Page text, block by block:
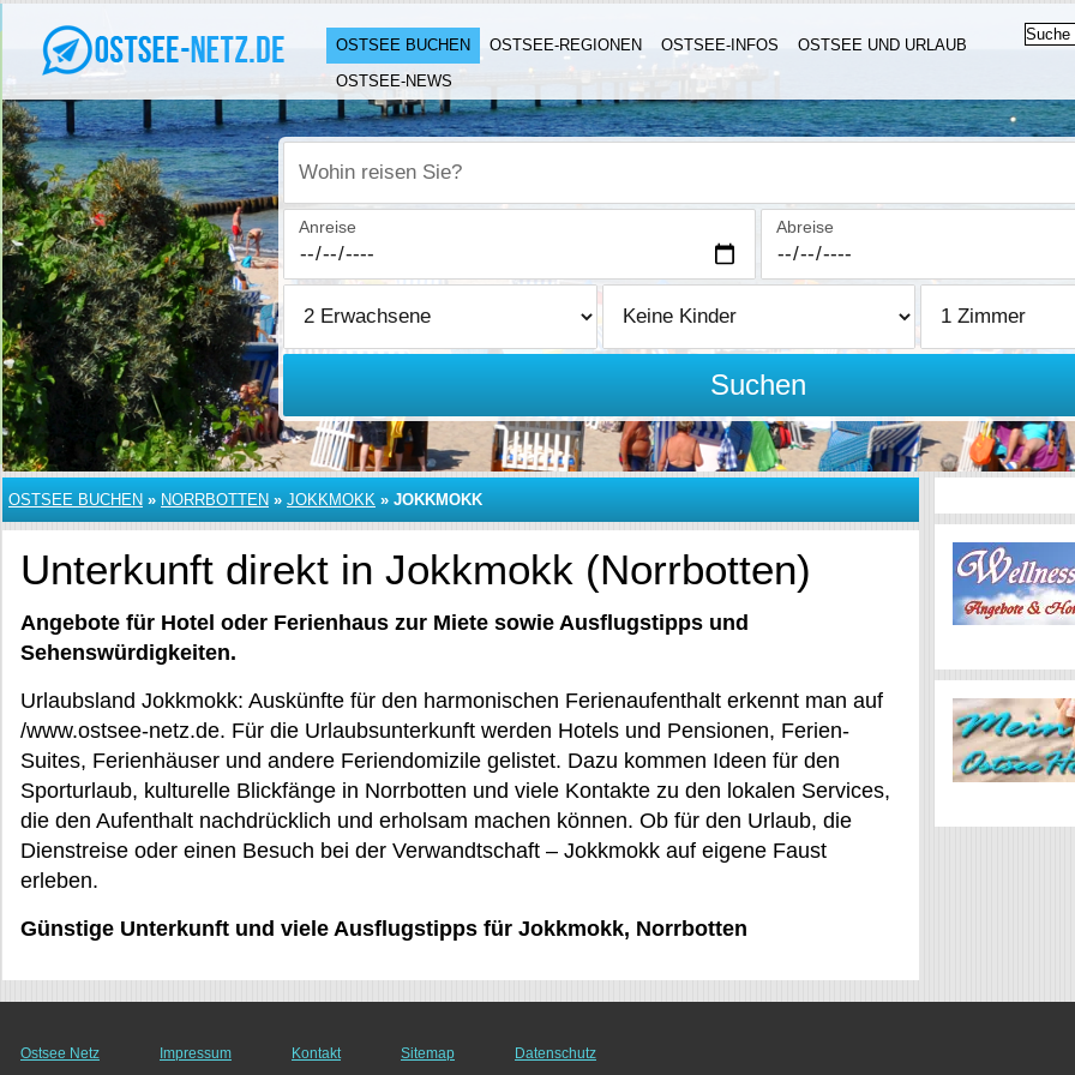
OSTSEE BUCHEN OSTSEE-REGIONEN OSTSEE-INFOS
OSTSEE UND URLAUB
OSTSEE-NEWS
Wohin reisen Sie?
Anreise Abreise
Suchen
OSTSEE BUCHEN » NORRBOTTEN » JOKKMOKK » JOKKMOKK
Unterkunft direkt in Jokkmokk (Norrbotten)
Angebote für Hotel oder Ferienhaus zur Miete sowie Ausflugstipps und
Sehenswürdigkeiten.
Urlaubsland Jokkmokk: Auskünfte für den harmonischen Ferienaufenthalt erkennt man auf
/www.ostsee-netz.de. Für die Urlaubsunterkunft werden Hotels und Pensionen, Ferien-
Suites, Ferienhäuser und andere Feriendomizile gelistet. Dazu kommen Ideen für den
Sporturlaub, kulturelle Blickfänge in Norrbotten und viele Kontakte zu den lokalen Services,
die den Aufenthalt nachdrücklich und erholsam machen können. Ob für den Urlaub, die
Dienstreise oder einen Besuch bei der Verwandtschaft – Jokkmokk auf eigene Faust
erleben.
Günstige Unterkunft und viele Ausflugstipps für Jokkmokk, Norrbotten
Ostsee Netz Impressum Kontakt Sitemap Datenschutz